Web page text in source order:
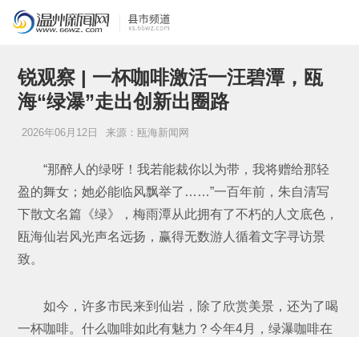
锐观察 | 一杯咖啡激活一汪碧潭，瓯
海“绿瀑”走出创新出圈路
2026年06月12日 来源：瓯海新闻网
“那醉人的绿呀！我若能裁你以为带，我将赠给那轻
盈的舞女；她必能临风飘举了……”一百年前，朱自清写
下散文名篇《绿》，梅雨潭从此拥有了不朽的人文底色，
瓯海仙岩风光声名远扬，赢得无数游人循着文字寻访景
致。
如今，许多市民来到仙岩，除了欣赏美景，还为了喝
一杯咖啡。什么咖啡如此有魅力？今年4月，绿瀑咖啡在